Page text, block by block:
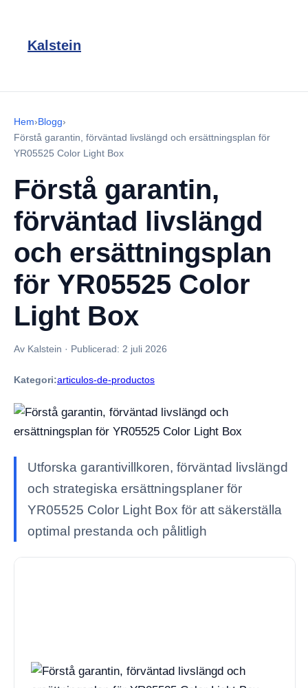
Kalstein
Hem›Blogg›
Förstå garantin, förväntad livslängd och ersättningsplan för
YR05525 Color Light Box
Förstå garantin,
förväntad livslängd
och ersättningsplan
för YR05525 Color
Light Box
Av Kalstein · Publicerad: 2 juli 2026
Kategori:articulos-de-productos
Utforska garantivillkoren, förväntad livslängd
och strategiska ersättningsplaner för
YR05525 Color Light Box för att säkerställa
optimal prestanda och pålitligh